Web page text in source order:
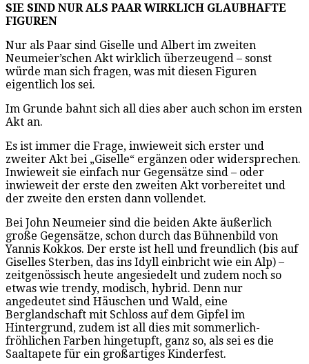
SIE SIND NUR ALS PAAR WIRKLICH GLAUBHAFTE
FIGUREN
Nur als Paar sind Giselle und Albert im zweiten
Neumeier’schen Akt wirklich überzeugend – sonst
würde man sich fragen, was mit diesen Figuren
eigentlich los sei.
Im Grunde bahnt sich all dies aber auch schon im ersten
Akt an.
Es ist immer die Frage, inwieweit sich erster und
zweiter Akt bei „Giselle“ ergänzen oder widersprechen.
Inwieweit sie einfach nur Gegensätze sind – oder
inwieweit der erste den zweiten Akt vorbereitet und
der zweite den ersten dann vollendet.
Bei John Neumeier sind die beiden Akte äußerlich
große Gegensätze, schon durch das Bühnenbild von
Yannis Kokkos. Der erste ist hell und freundlich (bis auf
Giselles Sterben, das ins Idyll einbricht wie ein Alp) –
zeitgenössisch heute angesiedelt und zudem noch so
etwas wie trendy, modisch, hybrid. Denn nur
angedeutet sind Häuschen und Wald, eine
Berglandschaft mit Schloss auf dem Gipfel im
Hintergrund, zudem ist all dies mit sommerlich-
fröhlichen Farben hingetupft, ganz so, als sei es die
Saaltapete für ein großartiges Kinderfest.